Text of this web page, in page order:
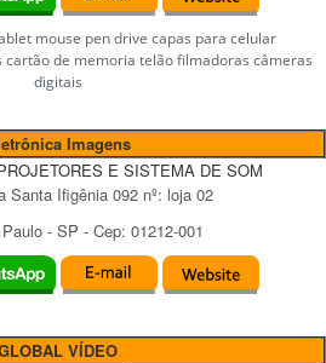
mouse pen drive capas para celular
de memoria telão filmadoras câmeras
digitais
Imagens
E SISTEMA DE SOM
Santa Ifigênia 092 nº: loja 02
- SP - Cep: 01212-001
VÍDEO